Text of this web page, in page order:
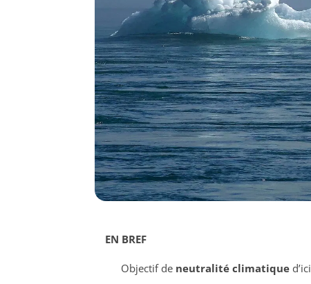
EN BREF
Objectif de neutralité climatiqued’ici